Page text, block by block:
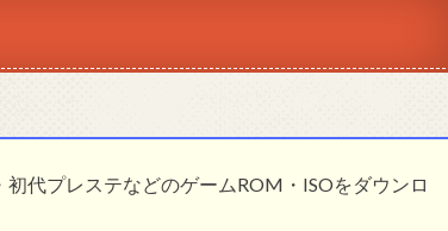
初代プレステなどのゲームROM・ISOをダウンロ